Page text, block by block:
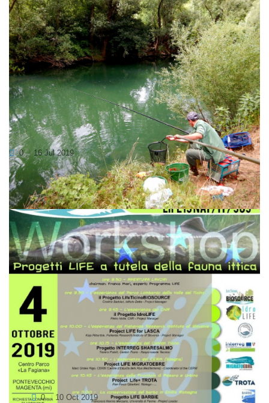
DOBILI SMO ZMAGOVALCA LOVA NA PODUST
0 16 Jul 2019
V nedeljo, 14.07. 2019, smo z ribiško družino Ajdovščina
preživ...
LIFE TICINO BIOSOURCE DELAVNICA
0 10 Oct 2019